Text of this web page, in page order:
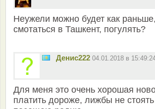
Неужели можно будет как
смотаться в Ташкент, погулять?
Денис222 04.01.2018 в
Для меня это очень хорошая
платить дороже, лижбы не